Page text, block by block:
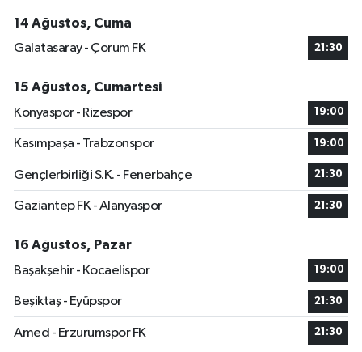
14 Ağustos, Cuma
Galatasaray - Çorum FK
21:30
15 Ağustos, Cumartesi
Konyaspor - Rizespor
19:00
Kasımpaşa - Trabzonspor 19:00
Gençlerbirliği S.K. - Fenerbahçe 21:30
Gaziantep FK - Alanyaspor 21:30
16 Ağustos, Pazar
Başakşehir - Kocaelispor
19:00
Beşiktaş - Eyüpspor 21:30
Amed - Erzurumspor FK 21:30